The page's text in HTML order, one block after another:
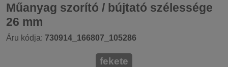
Műanyag szorító / bújtató szélessége
26 mm
Áru kódja: 730914_166807_105286
fekete